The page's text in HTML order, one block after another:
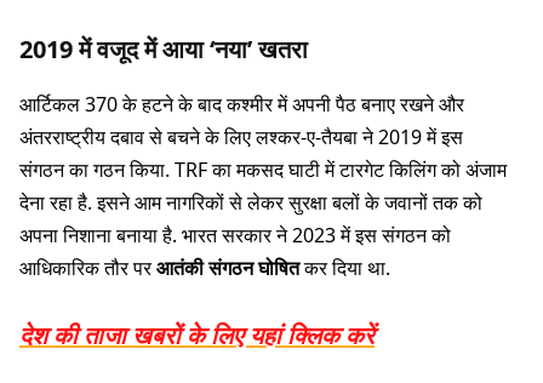
2019 में वजूद में आया ‘नया’ खतरा
आर्टिकल 370 के हटने के बाद कश्मीर में अपनी पैठ बनाए रखने और
अंतरराष्ट्रीय दबाव से बचने के लिए लश्कर-ए-तैयबा ने 2019 में इस
संगठन का गठन किया. TRF का मकसद घाटी में टारगेट किलिंग को अंजाम
देना रहा है. इसने आम नागरिकों से लेकर सुरक्षा बलों के जवानों तक को
अपना निशाना बनाया है. भारत सरकार ने 2023 में इस संगठन को
आधिकारिक तौर परआतंकी संगठन घोषितकर दिया था.
देश की ताजा खबरों के लिए यहां क्लिक करें